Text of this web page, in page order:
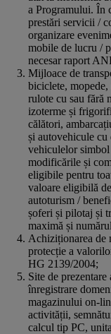
a Programului. În
prestări servicii /
organizare
mobile de lucru /
necesar raport
Mijloace de
biciclete,
rulote cu sau fără
izoterme și
călători,
și autovehicule cu
vehiculelor
modificările și
eligibile pentru
valoare eligibilă
autoturism /
șoferi și pilotaj și
maximă și
Achiziționarea de
protecție a
HG 2139/2004;
Site de
înregistrare
magazinului on-
activității,
calcul tip PC,